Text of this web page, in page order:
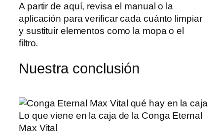
A partir de aquí, revisa el manual o la
aplicación para verificar cada cuánto limpiar
y sustituir elementos como la mopa o el
filtro.
Nuestra conclusión
Lo que viene en la caja de la Conga Eternal
Max Vital